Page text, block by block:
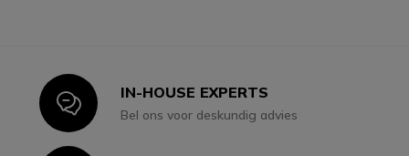
IconIN-HOUSE EXPERTS
Bel ons voor deskundig advies